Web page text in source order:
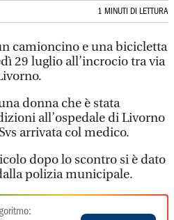
1 MINUTI DI LETTURA
camioncino e una bicicletta
29 luglio all’incrocio tra via
donna che è stata
all’ospedale di Livorno
arrivata col medico.
dopo lo scontro si è dato
polizia municipale.